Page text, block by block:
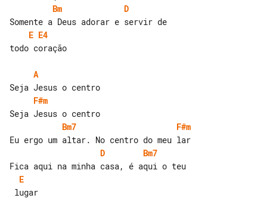
Bm
D
E E4
todo coração
A
F#m
Bm7
F#m
D
Bm7
E